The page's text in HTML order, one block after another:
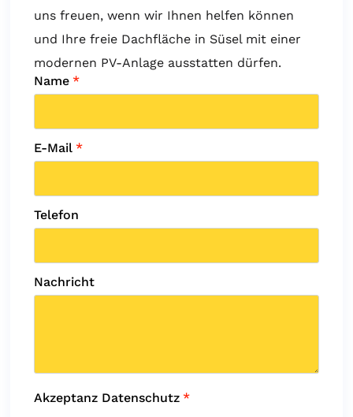
uns freuen, wenn wir Ihnen helfen können
und Ihre freie Dachfläche in Süsel mit einer
modernen PV-Anlage ausstatten dürfen.
Name *
E-Mail *
Telefon
Nachricht
Akzeptanz Datenschutz *